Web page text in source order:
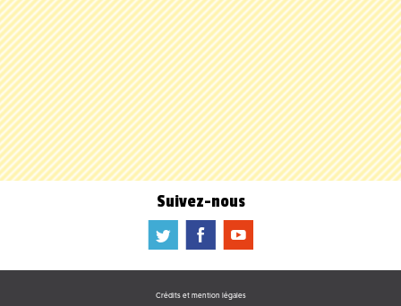
Suivez-nous
a b f
Crédits et mention légales